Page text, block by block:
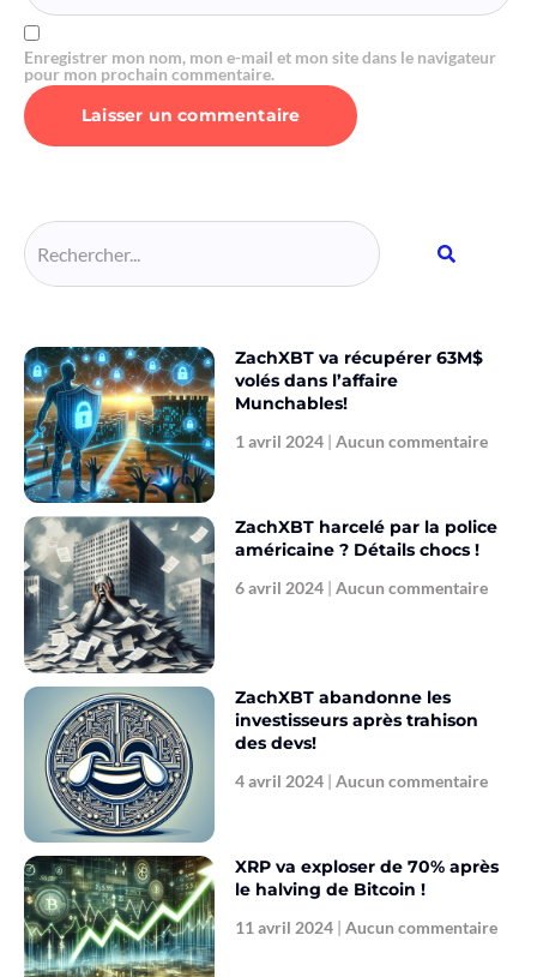
Enregistrer mon nom, mon e-mail et mon site dans le navigateur
pour mon prochain commentaire.
ZachXBT va récupérer 63M$
volés dans l’affaire
Munchables!
1 avril 2024 Aucun commentaire
ZachXBT harcelé par la police
américaine ? Détails chocs !
6 avril 2024 Aucun commentaire
ZachXBT abandonne les
investisseurs après trahison
des devs!
4 avril 2024 Aucun commentaire
XRP va exploser de 70% après
le halving de Bitcoin !
11 avril 2024 Aucun commentaire